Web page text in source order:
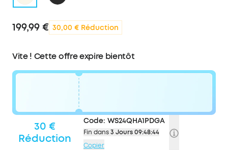
199,99 € 30,00 € Réduction
Vite ! Cette offre expire bientôt
30 €
Réduction
Code: WS24QHA1PDGA
Fin dans3 Jours 09:48:44
Copier